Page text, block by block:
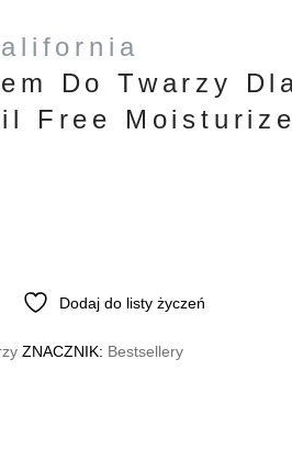
Do Twarzy
Free
Dodaj do listy życzeń
ZNACZNIK: Bestsellery